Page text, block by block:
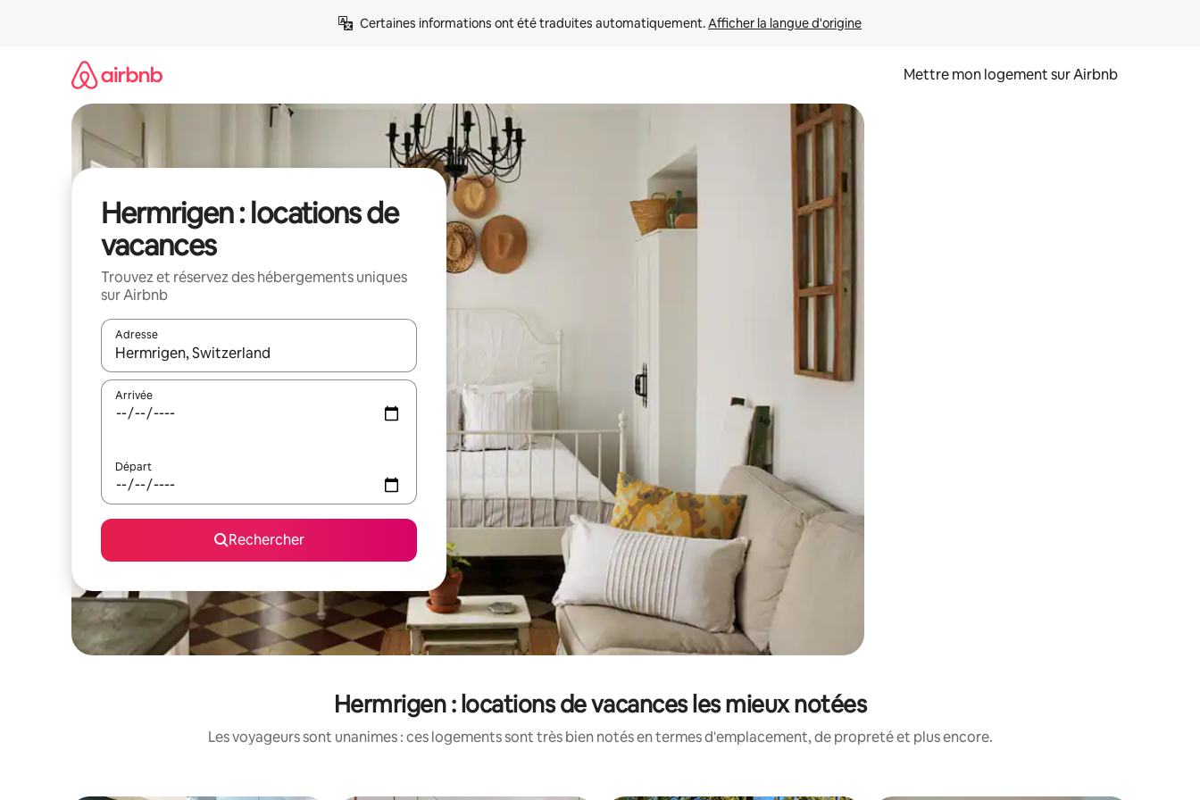
Certaines informations ont été traduites automatiquement. Afficher la langue d'origine
Mettre mon logement sur Airbnb
Hermrigen : locations de
vacances
Trouvez et réservez des hébergements uniques
sur Airbnb
Adresse
Lorsque les résultats s'affichent, utilisez les flèches vers le haut et vers le bas pour les parcourir ou en appuyant et en faisant glisser.
Arrivée
Départ
Rechercher
Hermrigen : locations de vacances les mieux notées
Les voyageurs sont unanimes : ces logements sont très bien notés en termes d'emplacement, de propreté et plus encore.